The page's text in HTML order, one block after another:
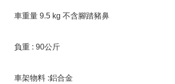
車重量 9.5 kg 不含腳踏豬鼻
負重 : 90公斤
車架物料 :鋁合金